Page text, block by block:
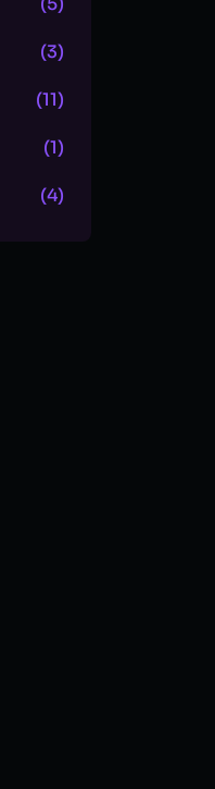
(3)
(11)
(1)
(4)